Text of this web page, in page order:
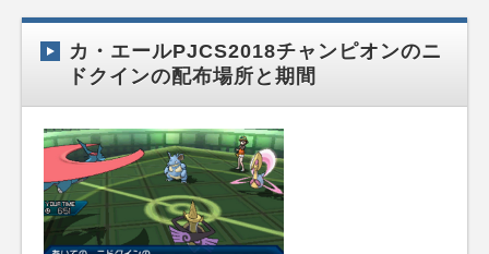
カ・エールPJCS2018チャンピオンのニ
ドクインの配布場所と期間